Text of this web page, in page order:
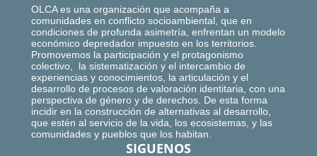
OLCA es una organización que acompaña a
comunidades en conflicto socioambiental, que en
condiciones de profunda asimetría, enfrentan un modelo
económico depredador impuesto en los territorios.
Promovemos la participación y el protagonismo
colectivo, la sistematización y el intercambio de
experiencias y conocimientos, la articulación y el
desarrollo de procesos de valoración identitaria, con una
perspectiva de género y de derechos. De esta forma
incidir en la construcción de alternativas al desarrollo,
que estén al servicio de la vida, los ecosistemas, y las
comunidades y pueblos que los habitan.
SIGUENOS